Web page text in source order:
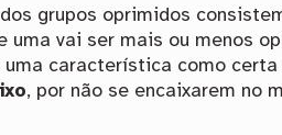
grupos oprimidos
vai ser mais ou menos
característica como certa
, por não se encaixarem no